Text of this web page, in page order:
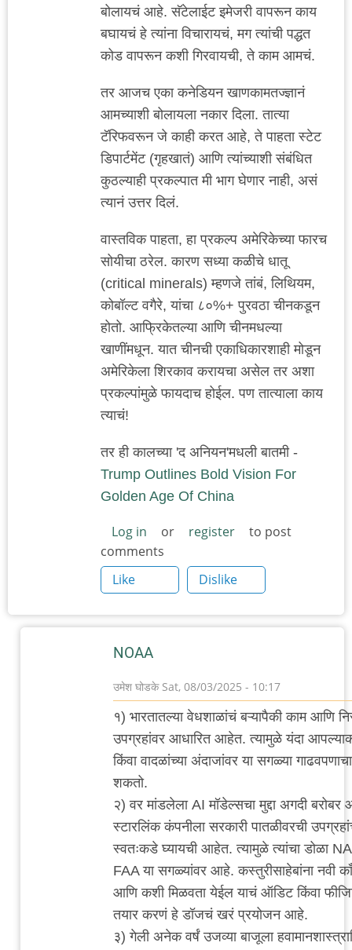
बोलायचं आहे. सॅटेलाईट इमेजरी वापरून काय
बघायचं हे त्यांना विचारायचं, मग त्यांची पद्धत
कोड वापरून कशी गिरवायची, ते काम आमचं.
तर आजच एका कनेडियन खाणकामतज्ज्ञानं
आमच्याशी बोलायला नकार दिला. तात्या
टॅरिफवरून जे काही करत आहे, ते पाहता स्टेट
डिपार्टमेंट (गृहखातं) आणि त्यांच्याशी संबंधित
कुठल्याही प्रकल्पात मी भाग घेणार नाही, असं
त्यानं उत्तर दिलं.
वास्तविक पाहता, हा प्रकल्प अमेरिकेच्या फारच
सोयीचा ठरेल. कारण सध्या कळीचे धातू
(critical minerals) म्हणजे तांबं, लिथियम,
कोबॉल्ट वगैरे, यांचा ८०%+ पुरवठा चीनकडून
होतो. आफ्रिकेतल्या आणि चीनमधल्या
खाणींमधून. यात चीनची एकाधिकारशाही मोडून
अमेरिकेला शिरकाव करायचा असेल तर अशा
प्रकल्पांमुळे फायदाच होईल. पण तात्याला काय
त्याचं!
तर ही कालच्या 'द अनियन'मधली बातमी -
Trump Outlines Bold Vision For
Golden Age Of China
Log in or register
to post
comments
Like
Dislike
NOAA
उमेश घोडकेSat, 08/03/2025 - 10:17
reply
to
माझे
३_१४
अदिती
१) भारतातल्या वेधशाळांचं बऱ्यापैकी काम आणि
उपग्रहांवर आधारित आहेत. त्यामुळे यंदा
किंवा वादळांच्या अंदाजांवर या सगळ्या
शकतो.
२) वर मांडलेला AI मॉडेल्सचा मुद्दा अगदी बरोबर
स्टारलिंक कंपनीला सरकारी पातळीवरची
स्वतःकडे घ्यायची आहेत. त्यामुळे त्यांचा डोळा
FAA या सगळ्यांवर आहे. कस्तुरीसाहेबांना नवी
आणि कशी मिळवता येईल याचं ऑडिट किंवा
तयार करणं हे डॉजचं खरं प्रयोजन आहे.
३) गेली अनेक वर्षं उजव्या बाजूला